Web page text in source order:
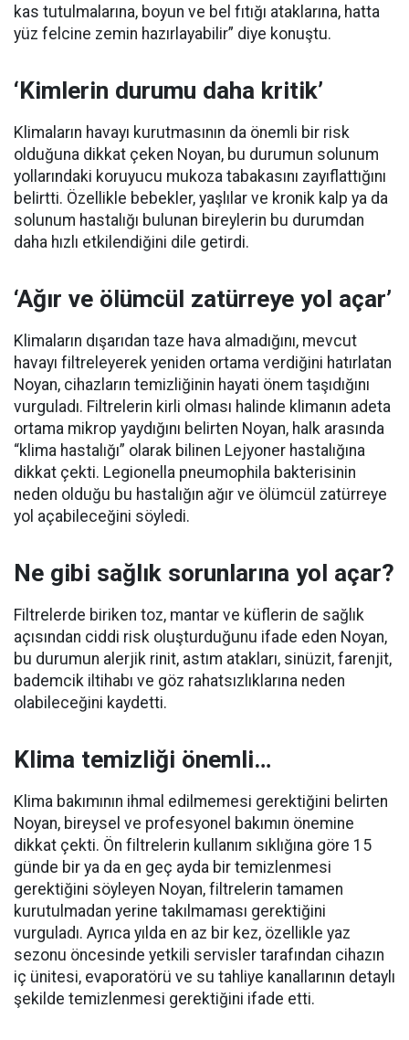
kas tutulmalarına, boyun ve bel fıtığı ataklarına, hatta
yüz felcine zemin hazırlayabilir” diye konuştu.
‘Kimlerin durumu daha kritik’
Klimaların havayı kurutmasının da önemli bir risk
olduğuna dikkat çeken Noyan, bu durumun solunum
yollarındaki koruyucu mukoza tabakasını zayıflattığını
belirtti. Özellikle bebekler, yaşlılar ve kronik kalp ya da
solunum hastalığı bulunan bireylerin bu durumdan
daha hızlı etkilendiğini dile getirdi.
‘Ağır ve ölümcül zatürreye yol açar’
Klimaların dışarıdan taze hava almadığını, mevcut
havayı filtreleyerek yeniden ortama verdiğini hatırlatan
Noyan, cihazların temizliğinin hayati önem taşıdığını
vurguladı. Filtrelerin kirli olması halinde klimanın adeta
ortama mikrop yaydığını belirten Noyan, halk arasında
“klima hastalığı” olarak bilinen Lejyoner hastalığına
dikkat çekti. Legionella pneumophila bakterisinin
neden olduğu bu hastalığın ağır ve ölümcül zatürreye
yol açabileceğini söyledi.
Ne gibi sağlık sorunlarına yol açar?
Filtrelerde biriken toz, mantar ve küflerin de sağlık
açısından ciddi risk oluşturduğunu ifade eden Noyan,
bu durumun alerjik rinit, astım atakları, sinüzit, farenjit,
bademcik iltihabı ve göz rahatsızlıklarına neden
olabileceğini kaydetti.
Klima temizliği önemli…
Klima bakımının ihmal edilmemesi gerektiğini belirten
Noyan, bireysel ve profesyonel bakımın önemine
dikkat çekti. Ön filtrelerin kullanım sıklığına göre 15
günde bir ya da en geç ayda bir temizlenmesi
gerektiğini söyleyen Noyan, filtrelerin tamamen
kurutulmadan yerine takılmaması gerektiğini
vurguladı. Ayrıca yılda en az bir kez, özellikle yaz
sezonu öncesinde yetkili servisler tarafından cihazın
iç ünitesi, evaporatörü ve su tahliye kanallarının detaylı
şekilde temizlenmesi gerektiğini ifade etti.